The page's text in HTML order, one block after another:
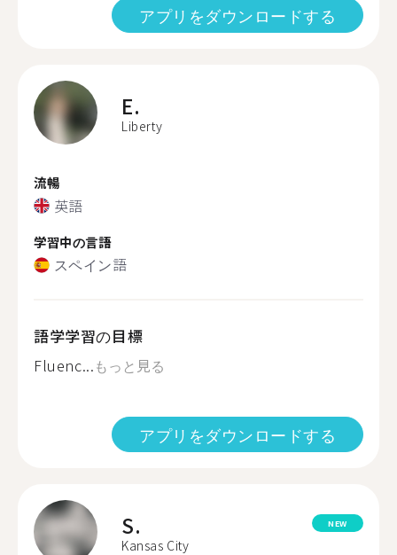
アプリをダウンロードする
E.
Liberty
流暢
英語
学習中の言語
スペイン語
語学学習の目標
Fluenc...もっと見る
アプリをダウンロードする
S.
Kansas City
NEW